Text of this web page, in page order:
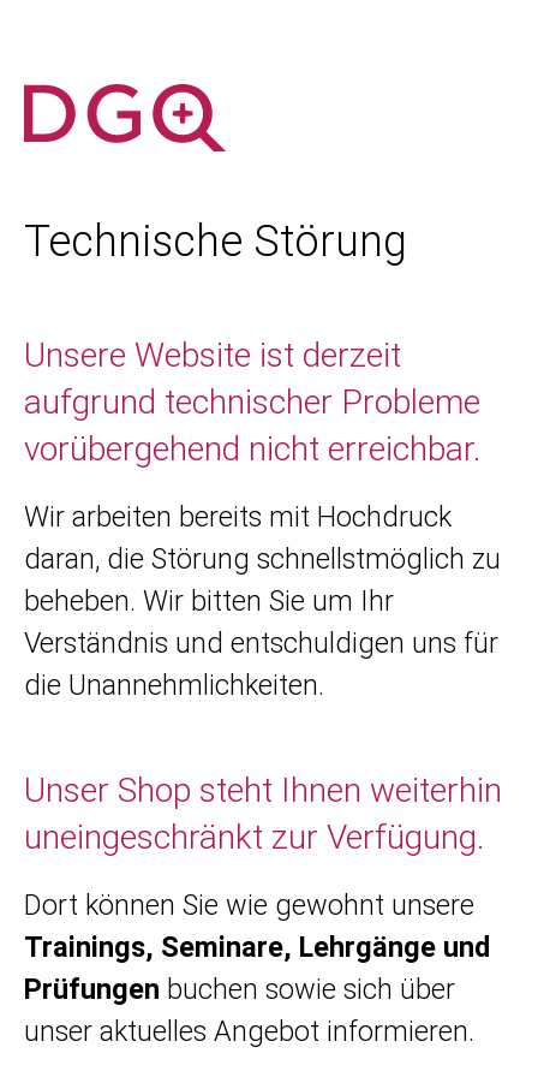
Technische Störung
Unsere Website ist derzeit
aufgrund technischer Probleme
vorübergehend nicht erreichbar.
Wir arbeiten bereits mit Hochdruck
daran, die Störung schnellstmöglich zu
beheben. Wir bitten Sie um Ihr
Verständnis und entschuldigen uns für
die Unannehmlichkeiten.
Unser Shop steht Ihnen weiterhin
uneingeschränkt zur Verfügung.
Dort können Sie wie gewohnt unsere
Trainings, Seminare, Lehrgänge und
Prüfungen buchen sowie sich über
unser aktuelles Angebot informieren.